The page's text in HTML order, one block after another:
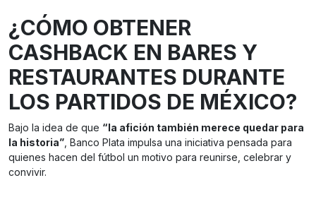
¿CÓMO OBTENER
CASHBACK EN BARES Y
RESTAURANTES DURANTE
LOS PARTIDOS DE MÉXICO?
Bajo la idea de que “la afición también merece quedar para
la historia”, Banco Plata impulsa una iniciativa pensada para
quienes hacen del fútbol un motivo para reunirse, celebrar y
convivir.